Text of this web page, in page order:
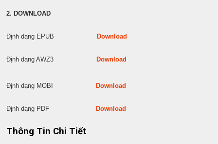
2. DOWNLOAD
Định dạng EPUB Download
Định dạng AWZ3 Download
Định dạng MOBI Download
Định dạng PDF Download
Thông Tin Chi Tiết